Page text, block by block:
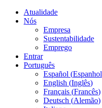
Atualidade
Nós
Empresa
Sustentabilidade
Emprego
Entrar
Português
Español (Espanhol
English (Inglês)
Français (Francês)
Deutsch (Alemão)